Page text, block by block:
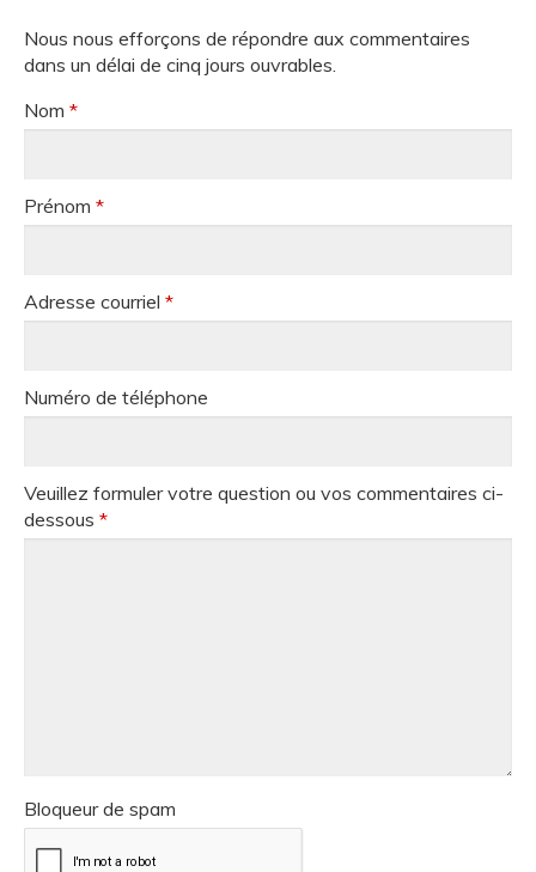
Nous nous efforçons de répondre aux commentaires
dans un délai de cinq jours ouvrables.
Nom *
Prénom *
Adresse courriel *
Numéro de téléphone
Veuillez formuler votre question ou vos commentaires ci-
dessous *
Bloqueur de spam